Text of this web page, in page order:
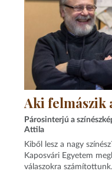
Aki felmászik
Párosinterjú a
Attila
Kiből lesz a nagy
Kaposvári Egyetem
válaszokra